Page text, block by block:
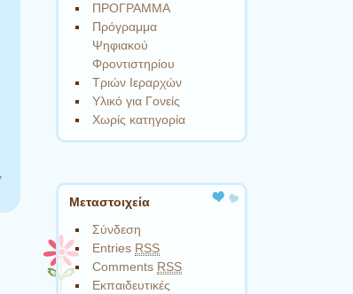
ΠΡΟΓΡΑΜΜΑ
Πρόγραμμα
Ψηφιακού
Φροντιστηρίου
Τριών Ιεραρχών
Υλικό για Γονείς
Χωρίς κατηγορία
Μεταστοιχεία
Σύνδεση
Entries RSS
Comments RSS
Εκπαιδευτικές